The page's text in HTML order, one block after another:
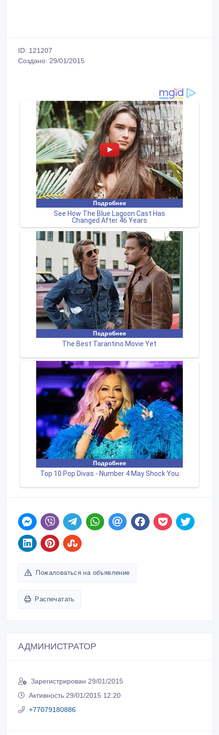
ID: 121207
Создано: 29/01/2015
Пожаловаться на объявление
Распечатать
АДМИНИСТРАТОР
Зарегистрирован 29/01/2015
Активность 29/01/2015 12:20
+77079180886